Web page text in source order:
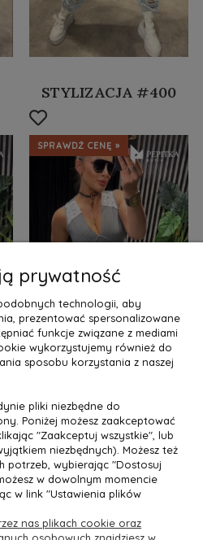
STYLIZACJA #400
SPRAWDŹ CENĘ »
STYLIZACJA #383
prywatność
technologii, aby
prezentować spersonalizowane
funkcje związane z mediami
wykorzystujemy również do
sposobu korzystania z naszej
pliki niezbędne do
Poniżej możesz zaakceptować
"Zaakceptuj wszystkie", lub
niezbędnych). Możesz też
potrzeb, wybierając "Dostosuj
w dowolnym momencie
w link "Ustawienia plików
nas plikach cookie oraz